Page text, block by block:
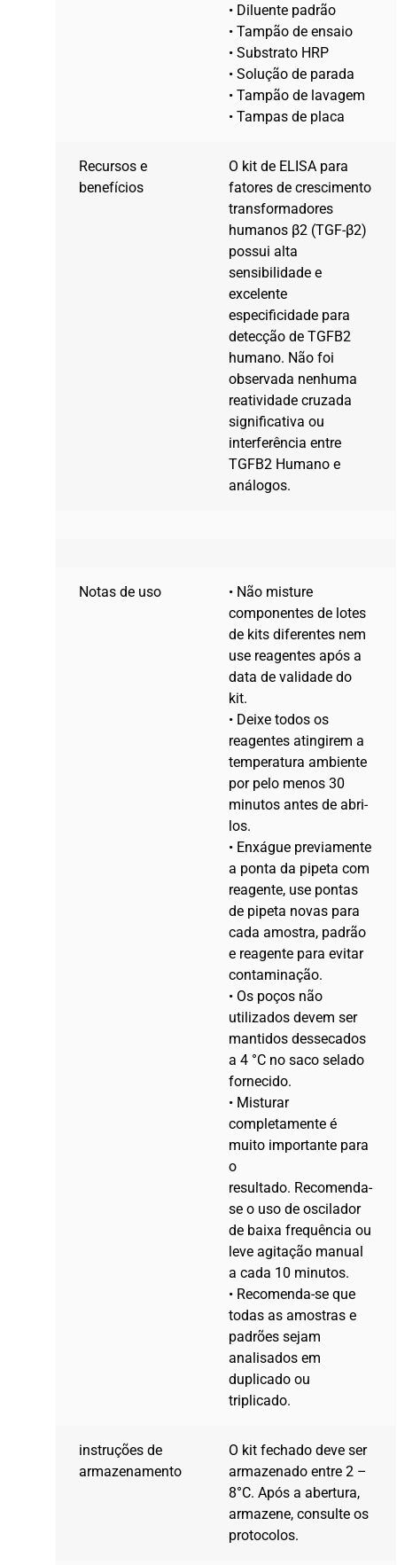
• Diluente padrão
• Tampão de ensaio
• Substrato HRP
• Solução de parada
• Tampão de lavagem
• Tampas de placa
Recursos e
benefícios
O kit de ELISA para
fatores de crescimento
transformadores
humanos β2 (TGF-β2)
possui alta
sensibilidade e
excelente
especificidade para
detecção de TGFB2
humano. Não foi
observada nenhuma
reatividade cruzada
significativa ou
interferência entre
TGFB2 Humano e
análogos.
Notas de uso
• Não misture
componentes de lotes
de kits diferentes nem
use reagentes após a
data de validade do
kit.
• Deixe todos os
reagentes atingirem a
temperatura ambiente
por pelo menos 30
minutos antes de abri-
los.
• Enxágue previamente
a ponta da pipeta com
reagente, use pontas
de pipeta novas para
cada amostra, padrão
e reagente para evitar
contaminação.
• Os poços não
utilizados devem ser
mantidos dessecados
a 4 °C no saco selado
fornecido.
• Misturar
completamente é
muito importante para
o
resultado. Recomenda-
se o uso de oscilador
de baixa frequência ou
leve agitação manual
a cada 10 minutos.
• Recomenda-se que
todas as amostras e
padrões sejam
analisados ​​em
duplicado ou
triplicado.
instruções de
armazenamento
O kit fechado deve ser
armazenado entre 2 –
8°C. Após a abertura,
armazene, consulte os
protocolos.